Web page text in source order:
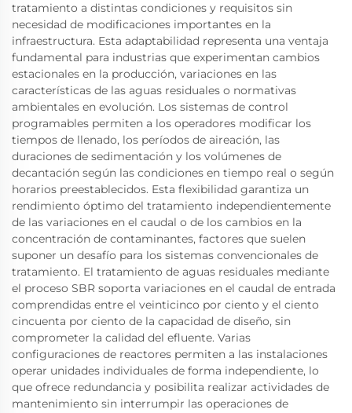
tratamiento a distintas condiciones y requisitos sin
necesidad de modificaciones importantes en la
infraestructura. Esta adaptabilidad representa una ventaja
fundamental para industrias que experimentan cambios
estacionales en la producción, variaciones en las
características de las aguas residuales o normativas
ambientales en evolución. Los sistemas de control
programables permiten a los operadores modificar los
tiempos de llenado, los períodos de aireación, las
duraciones de sedimentación y los volúmenes de
decantación según las condiciones en tiempo real o según
horarios preestablecidos. Esta flexibilidad garantiza un
rendimiento óptimo del tratamiento independientemente
de las variaciones en el caudal o de los cambios en la
concentración de contaminantes, factores que suelen
suponer un desafío para los sistemas convencionales de
tratamiento. El tratamiento de aguas residuales mediante
el proceso SBR soporta variaciones en el caudal de entrada
comprendidas entre el veinticinco por ciento y el ciento
cincuenta por ciento de la capacidad de diseño, sin
comprometer la calidad del efluente. Varias
configuraciones de reactores permiten a las instalaciones
operar unidades individuales de forma independiente, lo
que ofrece redundancia y posibilita realizar actividades de
mantenimiento sin interrumpir las operaciones de